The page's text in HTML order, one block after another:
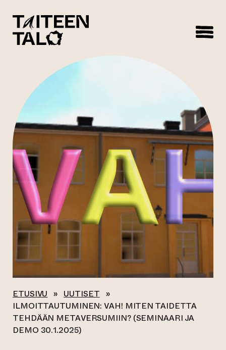
ETUSIVU » UUTISET »
ILMOITTAU­TUMINEN: VAH! MITEN TAIDETTA
TEHDÄÄN METAVERSU­MIIN? (SEMINAARI JA
DEMO 30.1.2025)